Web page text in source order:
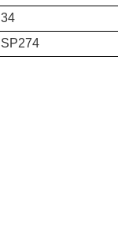
34
SP274